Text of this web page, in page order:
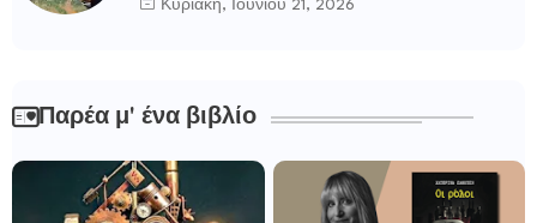
Κυριακή, Ιουνίου 21, 2026
Παρέα μ' ένα βιβλίο